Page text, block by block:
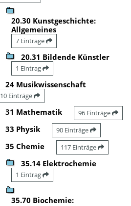
20.30 Kunstgeschichte:
Allgemeines
7 Einträge
20.31 Bildende Künstler
1 Eintrag
24 Musikwissenschaft
10 Einträge
31 Mathematik 96 Einträge
33 Physik 90 Einträge
35 Chemie 117 Einträge
35.14 Elektrochemie
1 Eintrag
35.70 Biochemie: